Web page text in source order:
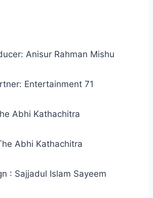
Anisur Rahman Mishu
Entertainment 71
Abhi Kathachitra
Abhi Kathachitra
: Sajjadul Islam Sayeem